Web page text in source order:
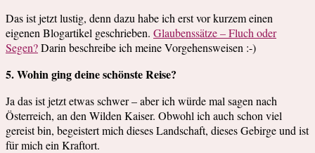
Das ist jetzt lustig, denn dazu habe ich erst vor kurzem einen
eigenen Blogartikel geschrieben. Glaubenssätze – Fluch oder
Segen?Darin beschreibe ich meine Vorgehensweisen :-)
5. Wohin ging deine schönste Reise?
Ja das ist jetzt etwas schwer – aber ich würde mal sagen nach
Österreich, an den Wilden Kaiser. Obwohl ich auch schon viel
gereist bin, begeistert mich dieses Landschaft, dieses Gebirge und ist
für mich ein Kraftort.